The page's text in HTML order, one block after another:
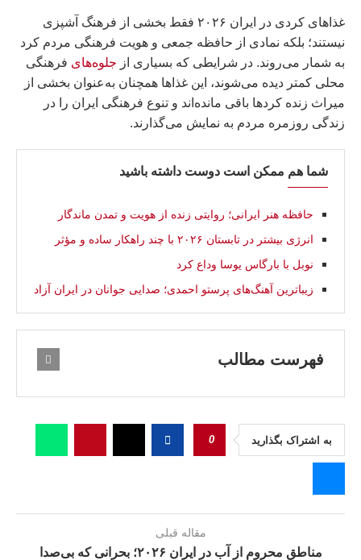
غذاهای کردی در ایران ۲۰۲۶ فقط بخشی از فرهنگ آشپزی
نیستند؛ بلکه نمادی از حافظه جمعی و هویت فرهنگی مردم کرد
به شمار می‌روند. در شرایطی که بسیاری از جلوه‌های فرهنگی
محلی کمتر دیده می‌شوند، این غذاها همچنان به‌عنوان بخشی از
میراث زنده کردها باقی مانده‌اند و تنوع فرهنگی ایران را در
زندگی روزمره مردم به نمایش می‌گذارند.
شما هم ممکن است دوست داشته باشید
حافظه هنر ایرانی؛ روایتی زنده از هویت و تمدن ماندگار
انرژی بیشتر در تابستان ۲۰۲۶ با چند راهکار ساده و مؤثر
نوبل با بارگاس یوسا وداع کرد
زیباترین آهنگ‌های پرستو احمدی؛ صدایی جوانان در ایران آزاد
فهرست مطالب
به اشتراک بگذارید 0
مقاله قبلی
مناطق محروم از آب در ایران ۲۰۲۶؛ بحرانی که بی‌صدا